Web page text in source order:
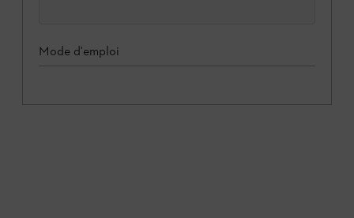
Mode d'emploi